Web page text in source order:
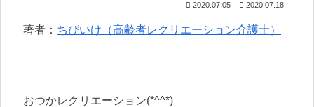
2020.07.05 2020.07.18
著者： ちびいけ（高齢者レクリエーション介護士）
おつかレクリエーション(*^^*)